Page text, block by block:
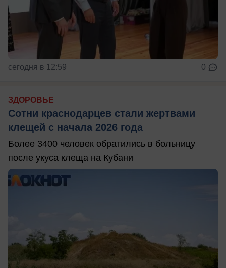
сегодня в 12:59 0
ЗДОРОВЬЕ
Сотни краснодарцев стали жертвами
клещей с начала 2026 года
Более 3400 человек обратились в больницу
после укуса клеща на Кубани